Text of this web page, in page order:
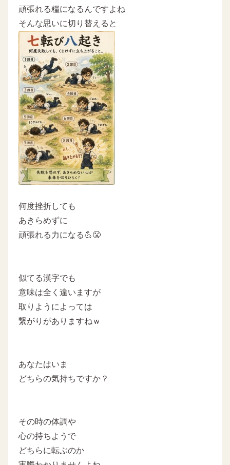
頑張れる糧になるんですよね
そんな思いに切り替えると
何度挫折しても
あきらめずに
頑張れる力になる💪😤
似てる漢字でも
意味は全く違いますが
取りようによっては
繋がりがありますねｗ
あなたはいま
どちらの気持ちですか？
その時の体調や
心の持ちようで
どちらに転ぶのか